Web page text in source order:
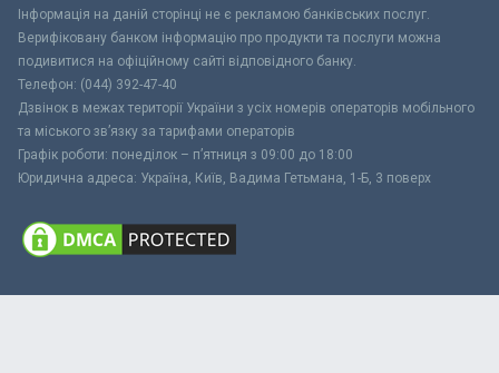
Інформація на даній сторінці не є рекламою банківських послуг.
Верифіковану банком інформацію про продукти та послуги можна
подивитися на офіційному сайті відповідного банку.
Телефон: (044) 392-47-40
Дзвінок в межах території України з усіх номерів операторів мобільного
та міського зв’язку за тарифами операторів
Графік роботи: понеділок – п’ятниця з 09:00 до 18:00
Юридична адреса: Україна, Київ, Вадима Гетьмана, 1-Б, 3 поверх